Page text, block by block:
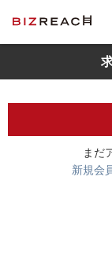
まだ
新規会